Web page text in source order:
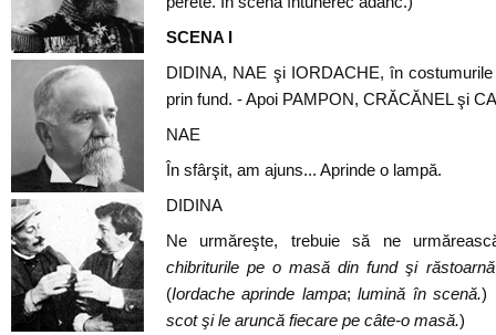
SCENA I
DIDINA, NAE şi IORDACHE, în
prin fund. - Apoi PAMPON, CRĂCĂNEL şi
NAE
În sfârşit, am ajuns... Aprinde o lampă.
DIDINA
Ne urmăreşte, trebuie să ne
chibriturile pe o masă din fund şi
(Iordache aprinde lampa;lumină în scenă.)
scot şi le aruncă fiecare pe câte-o masă.)